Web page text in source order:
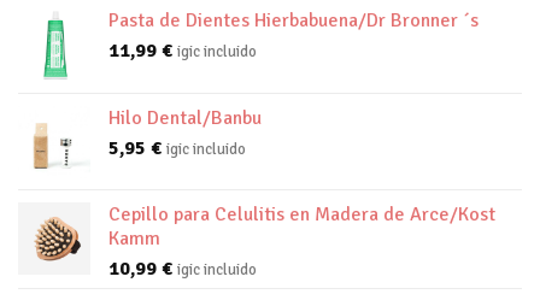
Pasta de Dientes Hierbabuena/Dr Bronner ´s
11,99 € igic incluido
Hilo Dental/Banbu
5,95 € igic incluido
Cepillo para Celulitis en Madera de Arce/Kost
Kamm
10,99 € igic incluido